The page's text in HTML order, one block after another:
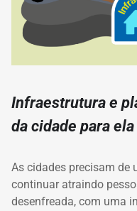
Infraestrutura e
da cidade para
As cidades precisam de
continuar atraindo
desenfreada, com uma